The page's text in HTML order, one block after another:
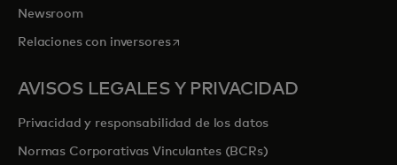
Newsroom
Relaciones con inversoresse abre en una pestaña nueva
AVISOS LEGALES Y PRIVACIDAD
Privacidad y responsabilidad de los datos
Normas Corporativas Vinculantes (BCRs)